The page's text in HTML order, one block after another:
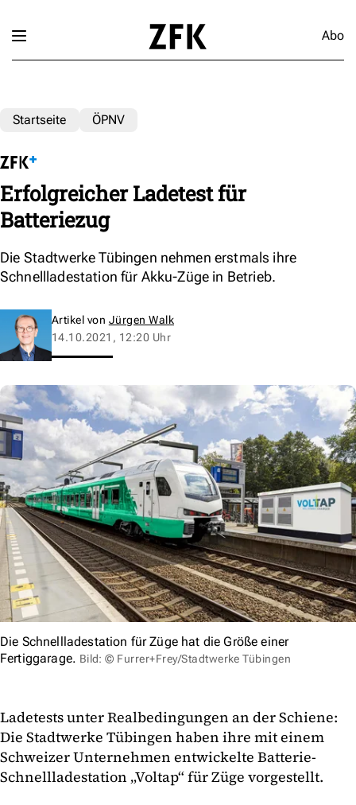
Abo
Startseite ÖPNV
Erfolgreicher Ladetest für
Batteriezug
Die Stadtwerke Tübingen nehmen erstmals ihre
Schnellladestation für Akku-Züge in Betrieb.
Artikel von Jürgen Walk
14.10.2021, 12:20 Uhr
Die Schnellladestation für Züge hat die Größe einer
Fertiggarage. Bild: © Furrer+Frey/Stadtwerke Tübingen
Ladetests unter Realbedingungen an der Schiene:
Die Stadtwerke Tübingen haben ihre mit einem
Schweizer Unternehmen entwickelte Batterie-
Schnellladestation „Voltap“ für Züge vorgestellt.